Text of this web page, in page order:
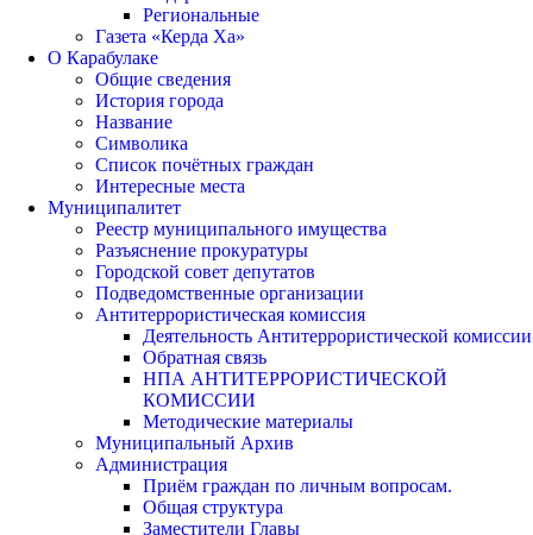
Региональные
Газета «Керда Ха»
О Карабулаке
Общие сведения
История города
Название
Символика
Список почётных граждан
Интересные места
Муниципалитет
Реестр муниципального имущества
Разъяснение прокуратуры
Городской совет депутатов
Подведомственные организации
Антитеррористическая комиссия
Деятельность Антитеррористической комиссии
Обратная связь
НПА АНТИТЕРРОРИСТИЧЕСКОЙ
КОМИССИИ
Методические материалы
Муниципальный Архив
Администрация
Приём граждан по личным вопросам.
Общая структура
Заместители Главы